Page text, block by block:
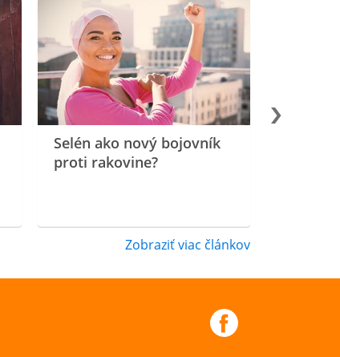
Selén ako nový bojovník
proti rakovine?
Zobraziť viac článkov